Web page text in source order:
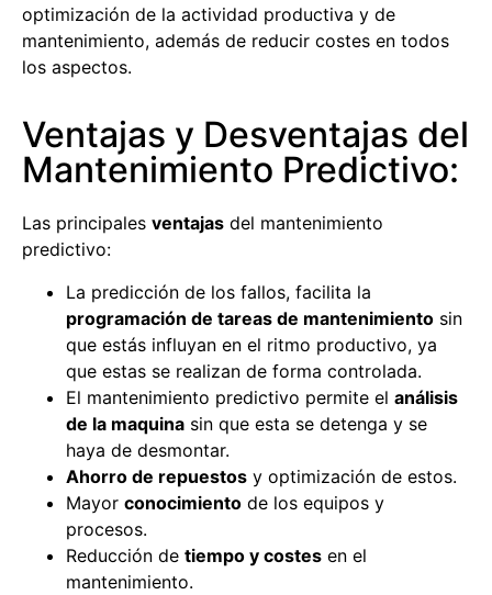
optimización de la actividad productiva y de
mantenimiento, además de reducir costes en todos
los aspectos.
Ventajas y Desventajas del
Mantenimiento Predictivo:
Las principales ventajas del mantenimiento
predictivo:
La predicción de los fallos, facilita la
programación de tareas de mantenimiento sin
que estás influyan en el ritmo productivo, ya
que estas se realizan de forma controlada.
El mantenimiento predictivo permite el análisis
de la maquina sin que esta se detenga y se
haya de desmontar.
Ahorro de repuestos y optimización de estos.
Mayor conocimiento de los equipos y
procesos.
Reducción de tiempo y costes en el
mantenimiento.